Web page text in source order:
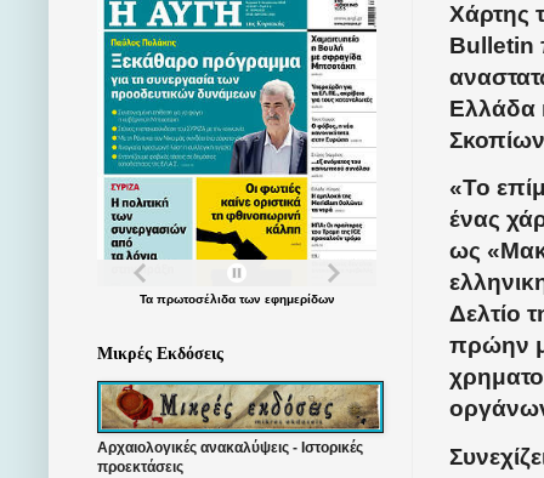
Χάρτης
Bulletin
Ελλάδα
«Το
ένας
ως
Δελτίο
πρώην
Τα πρωτοσέλιδατων εφημερίδων
Μικρές Εκδόσεις
Αρχαιολογικές ανακαλύψεις - Ιστορικές
προεκτάσεις